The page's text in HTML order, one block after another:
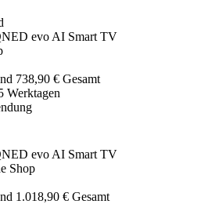
evo AI Smart TV
738,90 € Gesamt
Werktagen
evo AI Smart TV
1.018,90 € Gesamt